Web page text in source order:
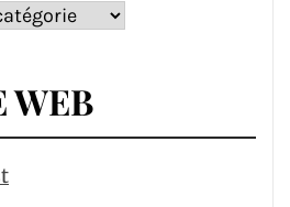
WEB